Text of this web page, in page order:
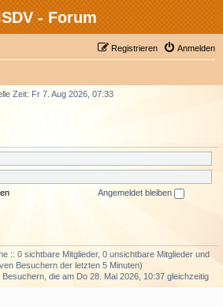
- Forum
Anmelden
Registrieren
Zeit: Fr 7. Aug 2026, 07:33
Angemeldet bleiben
:: 0 sichtbare Mitglieder, 0 unsichtbare Mitglieder und
Besuchern der letzten 5 Minuten)
Besuchern, die am Do 28. Mai 2026, 10:37 gleichzeitig